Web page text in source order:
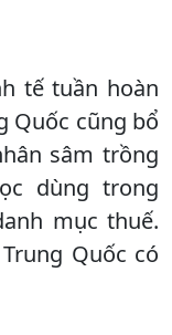
tế tuần hoàn
Quốc cũng bổ
sâm trồng
dùng trong
mục thuế.
Quốc có